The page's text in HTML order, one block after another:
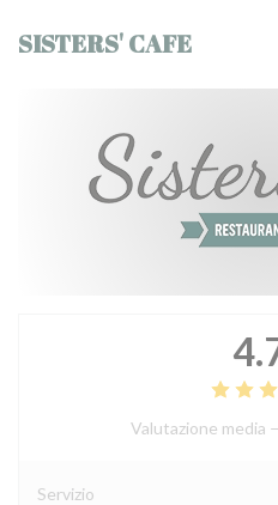
SISTERS' CAFE
Valutazione media
Servizio